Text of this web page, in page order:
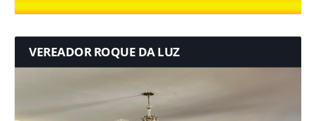
VEREADOR ROQUE DA LUZ